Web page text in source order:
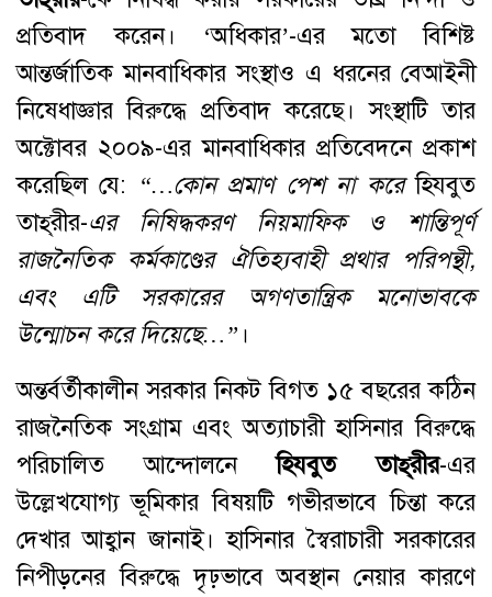
প্রতিবাদ করেন। ‘অধিকার’-এর মতো বিশিষ্ট
আন্তর্জাতিক মানবাধিকার সংস্থাও এ ধরনের বেআইনী
নিষেধাজ্ঞার বিরুদ্ধে প্রতিবাদ করেছে। সংস্থাটি তার
অক্টোবর ২০০৯-এর মানবাধিকার প্রতিবেদনে প্রকাশ
করেছিল যে: “…কোন প্রমাণ পেশ না করেহিযবুত
তাহ্‌রীর-এর নিষিদ্ধকরণ নিয়মাফিক ও
শান্তিপূর্ণ
রাজনৈতিক কর্মকাণ্ডের ঐতিহ্যবাহী প্রথার পরিপন্থী,
এবং
এটি সরকারের অগণতান্ত্রিক
মনোভাবকে
উন্মোচন করে দিয়েছে…” ।
অন্তর্বর্তীকালীন সরকার নিকট বিগত ১৫ বছরের কঠিন
রাজনৈতিক সংগ্রাম এবং অত্যাচারী হাসিনার বিরুদ্ধে
পরিচালিত আন্দোলনেহিযবুত তাহ্রীর-এর
উল্লেখযোগ্য ভূমিকার বিষয়টি গভীরভাবে চিন্তা করে
দেখার আহ্বান জানাই। হাসিনার স্বৈরাচারী সরকারের
নিপীড়নের বিরুদ্ধে দৃঢ়ভাবে অবস্থান নেয়ার কারণে